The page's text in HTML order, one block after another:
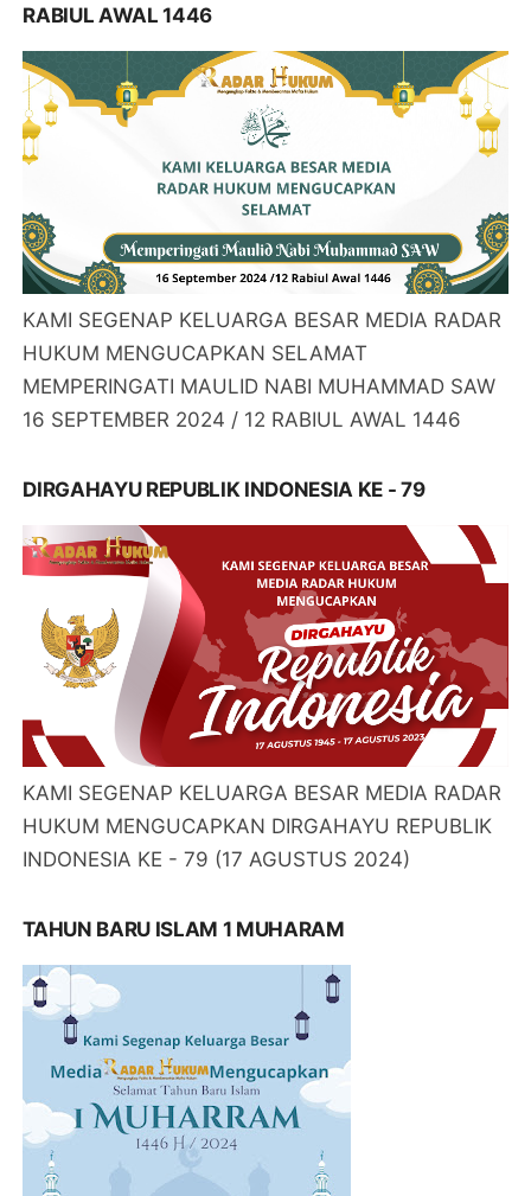
RABIUL AWAL 1446
KAMI SEGENAP KELUARGA BESAR MEDIA RADAR
HUKUM MENGUCAPKAN SELAMAT
MEMPERINGATI MAULID NABI MUHAMMAD SAW
16 SEPTEMBER 2024 / 12 RABIUL AWAL 1446
DIRGAHAYU REPUBLIK INDONESIA KE - 79
KAMI SEGENAP KELUARGA BESAR MEDIA RADAR
HUKUM MENGUCAPKAN DIRGAHAYU REPUBLIK
INDONESIA KE - 79 (17 AGUSTUS 2024)
TAHUN BARU ISLAM 1 MUHARAM